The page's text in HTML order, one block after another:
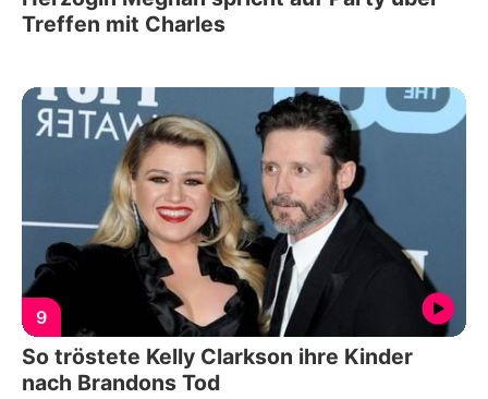
Treffen mit Charles
9
So tröstete Kelly Clarkson ihre Kinder
nach Brandons Tod